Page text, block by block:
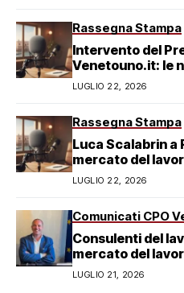
Rassegna Stampa
Intervento del
Venetouno.it: le
del lavoro
LUGLIO 22, 2026
Rassegna Stampa
Luca Scalabrin a
mercato del
trasformazione”
LUGLIO 22, 2026
Comunicati CPO
Consulenti del
mercato del
trasformazione,
condivisa”
LUGLIO 21, 2026